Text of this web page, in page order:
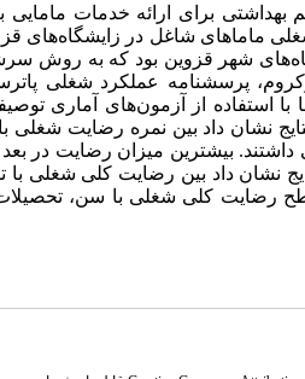
برای ارائه خدمات مامایی
ماماهای شاغل در زایشگاه‌های
جامعه پژوهش 100 مامای شاغل در زایشگاه‌های شهر قزوین
پرسشنامه عملکرد شغلی
با استفاده از آزمون‌های آماری
از 05/0 در نظر گرفته شد. یافته‌ها: نتایج نشان داد بین
پژوهش (60 درصد) رضایت شغلی کمی داشتند. بیشترین
حقوق و مزایا (34 درصد) بود. همچنین نتایج نشان داد بین
رضایت کلی شغلی با سن،